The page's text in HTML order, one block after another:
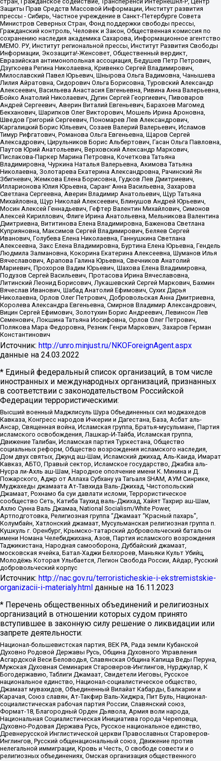
Защиты Прав Средств Массовой Информации, Институт развития
прессы - Сибирь, Частное учреждение в Санкт-Петербурге Совета
Министров Северных Стран, Фонд поддержки свободы прессы,
Гражданский контроль, Человек и Закон, Общественная комиссия по
сохранению наследия академика Сахарова, Информационное агентство
МЕМО. РУ, Институт региональной прессы, Институт Развития Свободы
Информации, Экозащита!-Женсовет, Общественный вердикт,
Евразийская антимонопольная ассоциация, Бедушев Петр Петрович,
Дзугкоева Регина Николаевна, Кривенко Сергей Владимирович,
Милославский Павел Юрьевич, Шнырова Ольга Вадимовна, Чанышева
Лилия Айратовна, Сидорович Ольга Борисовна, Туровский Александр
Алексеевич, Васильева Анастасия Евгеньевна, Ривина Анна Валерьевна,
Бойко Анатолий Николаевич, Дугин Сергей Георгиевич, Пивоваров
Андрей Сергеевич, Аверин Виталий Евгеньевич, Барахоев Магомед
Бекханович, Шарипков Олег Викторович, Мошель Ирина Ароновна,
Шведов Григорий Сергеевич, Пономарев Лев Александрович,
Каргалицкий Борис Юльевич, Созаев Валерий Валерьевич, Исламов
Тимур Рифгатович, Романова Ольга Евгеньевна, Щаров Сергей
Алексадрович, Цирульников Борис Альбертович, Гасан Ольга Павловна,
Паутов Юрий Анатольевич, Верховский Александр Маркович,
Пислакова-Паркер Марина Петровна, Кочеткова Татьяна
Владимировна, Чуркина Наталья Валерьевна, Акимова Татьяна
Николаевна, Золотарева Екатерина Александровна, Рачинский Ян
Збигневич, Жемкова Елена Борисовна, Гудков Лев Дмитриевич,
Илларионова Юлия Юрьевна, Саранг Анна Васильевна, Захарова
Светлана Сергеевна, Аверин Владимир Анатольевич, Щур Татьяна
Михайловна, Щур Николай Алексеевич, Блинушов Андрей Юрьевич,
Мосин Алексей Геннадьевич, Гефтер Валентин Михайлович, Симонов
Алексей Кириллович, Флиге Ирина Анатольевна, Мельникова Валентина
Дмитриевна, Вититинова Елена Владимировна, Баженова Светлана
Куприяновна, Максимов Сергей Владимирович, Беляев Сергей
Иванович, Голубева Елена Николаевна, Ганнушкина Светлана
Алексеевна, Закс Елена Владимировна, Буртина Елена Юрьевна, Гендель
Людмила Залмановна, Кокорина Екатерина Алексеевна, Шуманов Илья
Вячеславович, Арапова Галина Юрьевна, Свечников Анатолий
Мариевич, Прохоров Вадим Юрьевич, Шахова Елена Владимировна,
Подузов Сергей Васильевич, Протасова Ирина Вячеславовна,
Литинский Леонид Борисович, Лукашевский Сергей Маркович, Бахмин
Вячеслав Иванович, Шабад Анатолий Ефимович, Сухих Дарья
Николаевна, Орлов Олег Петрович, Добровольская Анна Дмитриевна,
Королева Александра Евгеньевна, Смирнов Владимир Александрович,
Вицин Сергей Ефимович, Золотухин Борис Андреевич, Левинсон Лев
Семенович, Локшина Татьяна Иосифовна, Орлов Олег Петрович,
Полякова Мара Федоровна, Резник Генри Маркович, Захаров Герман
Константинович
Источник: http://unro.minjust.ru/NKOForeignAgent.aspx
данные на 24.03.2022
* Единый федеральный список организаций, в том числе
иностранных и международных организаций, признанных
в соответствии с законодательством Российской
Федерации террористическими:
Высший военный Маджлисуль Шура Объединенных сил моджахедов
Кавказа, Конгресс народов Ичкерии и Дагестана, База, Асбат аль-
Ансар, Священная война, Исламская группа, Братья-мусульмане, Партия
исламского освобождения, Лашкар-И-Тайба, Исламская группа,
Движение Талибан, Исламская партия Туркестана, Общество
социальных реформ, Общество возрождения исламского наследия,
Дом двух святых, Джунд аш-Шам, Исламский джихад, Аль-Каида, Имарат
Кавказ, АБТО, Правый сектор, Исламское государство, Джабха аль-
Нусра ли-Ахль аш-Шам, Народное ополчение имени К. Минина и Д.
Пожарского, Аджр от Аллаха Субхану уа Тагьаля SHAM, АУМ Синрике,
Муджахеды джамаата Ат-Тавхида Валь-Джихад, Чистопольский
Джамаат, Рохнамо ба суи давлати исломи, Террористическое
сообщество Сеть, Катиба Таухид валь-Джихад, Хайят Тахрир аш-Шам,
Ахлю Сунна Валь Джамаа, National Socialism/White Power,
Артподготовка, Религиозная группа “Джамаат “Красный пахарь”,
Колумбайн, Хатлонский джамаат, Мусульманская религиозная группа п.
Кушкуль г. Оренбург, Крымско-татарский добровольческий батальон
имени Номана Челебиджихана, Азов, Партия исламского возрождения
Таджикистана, Народная самооборона, Дуббайский джамаат,
московская ячейка, Батал-Хаджи Белхороев, Маньяки Культ Убийц,
Молодёжь Которая Улыбается, Легион Свобода России, Айдар, Русский
добровольческий корпус
Источник: http://nac.gov.ru/terroristicheskie-i-ekstremistskie-
organizacii-i-materialy.html данные на 16.11.2023
* Перечень общественных объединений и религиозных
организаций в отношении которых судом принято
вступившее в законную силу решение о ликвидации или
запрете деятельности:
Национал-большевистская партия, ВЕК РА, Рада земли Кубанской
Духовно Родовой Державы Русь, Община Духовного Управления
Асгардской Веси Беловодья, Славянская Община Капища Веды Перуна,
Мужская Духовная Семинария Староверов-Инглингов, Нурджулар, К
Богодержавию, Таблиги Джамаат, Свидетели Иеговы, Русское
национальное единство, Национал-социалистическое общество,
Джамаат мувахидов, Объединенный Вилайат Кабарды, Балкарии и
Карачая, Союз славян, Ат-Такфир Валь-Хиджра, Пит Буль, Национал-
социалистическая рабочая партия России, Славянский союз,
Формат-18, Благородный Орден Дьявола, Армия воли народа,
Национальная Социалистическая Инициатива города Череповца,
Духовно-Родовая Держава Русь, Русское национальное единство,
Древнерусской Инглистической церкви Православных Староверов-
Инглингов, Русский общенациональный союз, Движение против
нелегальной иммиграции, Кровь и Честь, О свободе совести и о
религиозных объединениях, Омская организация общественного